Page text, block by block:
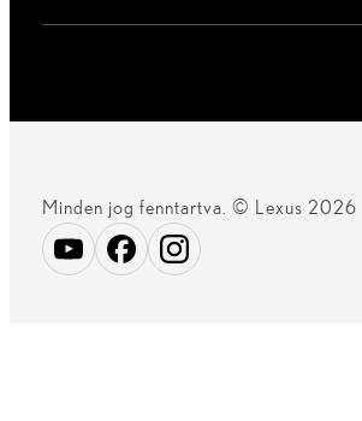
Minden jog fenntartva. © Lexus 2026